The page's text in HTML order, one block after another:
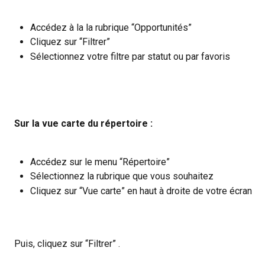
Accédez à la la rubrique “Opportunités”
Cliquez sur “Filtrer”
Sélectionnez votre filtre par statut ou par favoris
Sur la vue carte du répertoire :
Accédez sur le menu “Répertoire”
Sélectionnez la rubrique que vous souhaitez
Cliquez sur “Vue carte” en haut à droite de votre écran
Puis, cliquez sur “Filtrer” .